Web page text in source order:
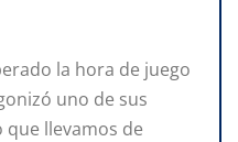
la hora de juego
uno de sus
llevamos de